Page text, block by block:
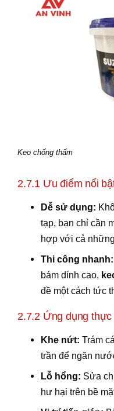
Keo chống thấm
2.7.1 Ưu điểm nổi
Dễ sử dụng:
tạp, bạn chỉ cần
hợp với cả
Thi công nhanh:
bám dính cao,
đề một cách tức
2.7.2 Ứng dụng thực
Khe nứt: Trám
trần để ngăn
Lỗ hổng: Sửa
hư hại trên bề